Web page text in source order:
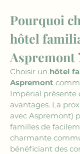
Pourquoi
hôtel
Aspremont
Choisir un hôtel
Aspremont
Impérial présente
avantages. La
avec Aspremont)
familles de
charmante
bénéficiant des